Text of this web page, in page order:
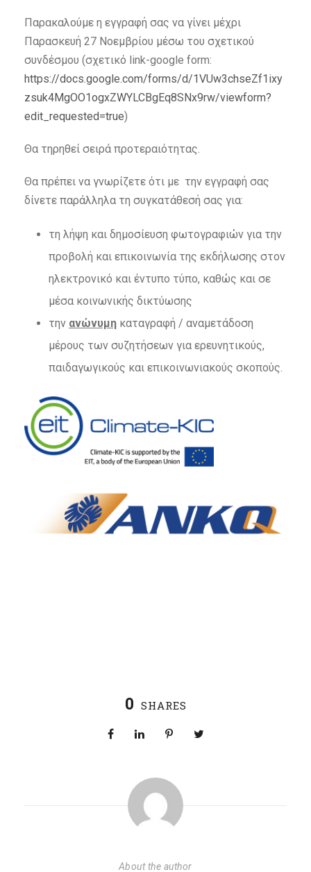
Παρακαλούμε η εγγραφή σας να γίνει μέχρι
Παρασκευή 27 Νοεμβρίου μέσω του σχετικού
συνδέσμου (σχετικό link-google form:
https://docs.google.com/forms/d/1VUw3chseZf1ixy
zsuk4MgOO1ogxZWYLCBgEq8SNx9rw/viewform?
edit_requested=true)
Θα τηρηθεί σειρά προτεραιότητας.
Θα πρέπει να γνωρίζετε ότι με την εγγραφή σας
δίνετε παράλληλα τη συγκατάθεσή σας για:
τη λήψη και δημοσίευση φωτογραφιών για την
προβολή και επικοινωνία της εκδήλωσης στον
ηλεκτρονικό και έντυπο τύπο, καθώς και σε
μέσα κοινωνικής δικτύωσης
την ανώνυμη καταγραφή / αναμετάδοση
μέρους των συζητήσεων για ερευνητικούς,
παιδαγωγικούς και επικοινωνιακούς σκοπούς.
0 SHARES
About the author